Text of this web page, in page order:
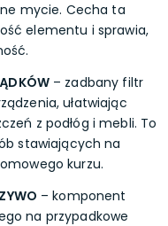
mycie. Cecha ta
elementu i sprawia,
– zadbany filtr
ułatwiając
z podłóg i mebli. To
stawiających na
kurzu.
– komponent
na przypadkowe